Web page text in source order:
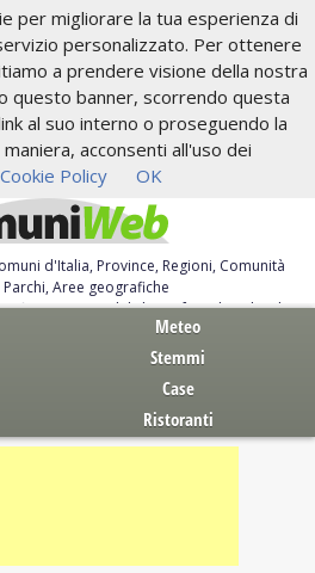
per migliorare la tua esperienza di
personalizzato. Per ottenere
a prendere visione della nostra
questo banner, scorrendo questa
al suo interno o proseguendo la
acconsenti all'uso dei
Cookie Policy OK
d'Italia, Province, Regioni, Comunità
Aree geografiche
moduli, leggi, free download
Meteo
Stemmi
Case
Ristoranti